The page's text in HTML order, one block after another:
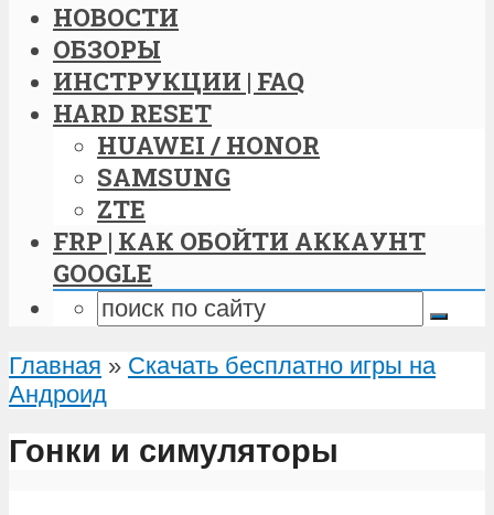
НОВОСТИ
ОБЗОРЫ
ИНСТРУКЦИИ | FAQ
HARD RESET
HUAWEI / HONOR
SAMSUNG
ZTE
FRP | КАК ОБОЙТИ АККАУНТ
GOOGLE
Главная » Скачать бесплатно игры на
Андроид
Гонки и симуляторы